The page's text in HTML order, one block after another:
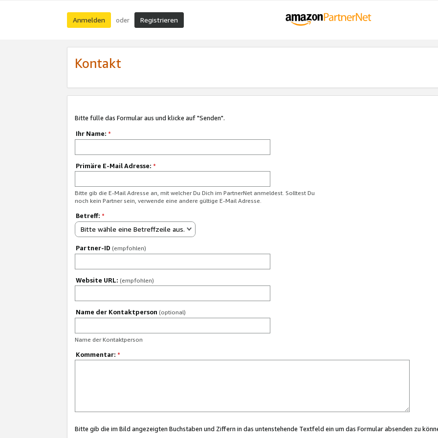
Anmelden oder Registrieren
Kontakt
Bitte fülle das Formular aus und klicke auf "Senden".
Ihr Name: *
Primäre E-Mail Adresse: *
Bitte gib die E-Mail Adresse an, mit welcher Du Dich im PartnerNet anmeldest. Solltest Du
noch kein Partner sein, verwende eine andere gültige E-Mail Adresse.
Betreff: *
Bitte wähle eine Betreffzeile aus.
Partner-ID (empfohlen)
Website URL: (empfohlen)
Name der Kontaktperson (optional)
Name der Kontaktperson
Kommentar: *
Bitte gib die im Bild angezeigten Buchstaben und Ziffern in das untenstehende Textfeld ein um das Formular absenden zu